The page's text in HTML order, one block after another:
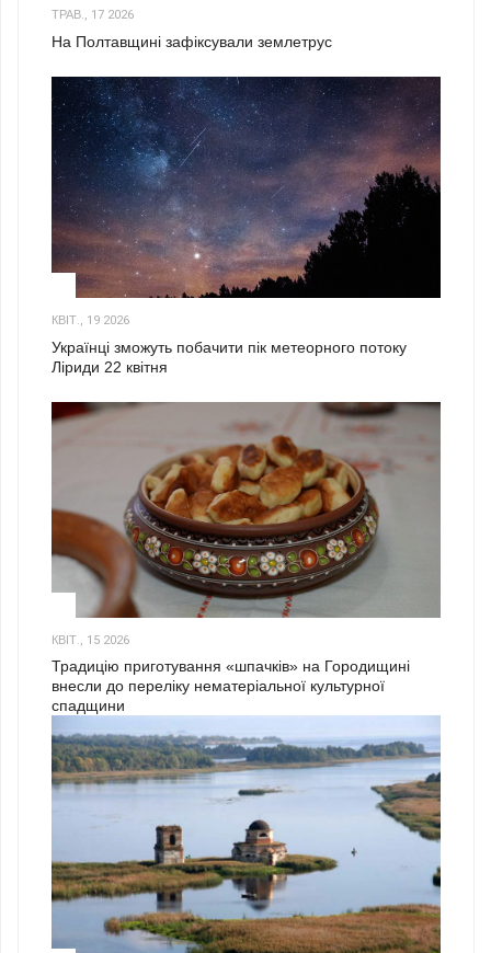
ТРАВ., 17 2026
На Полтавщині зафіксували землетрус
КВІТ., 19 2026
Українці зможуть побачити пік метеорного потоку
Ліриди 22 квітня
КВІТ., 15 2026
Традицію приготування «шпачків» на Городищині
внесли до переліку нематеріальної культурної
спадщини